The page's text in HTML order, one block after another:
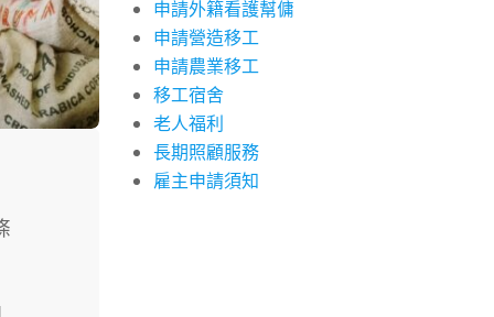
申請外籍看護幫傭
申請營造移工
申請農業移工
移工宿舍
老人福利
長期照顧服務
雇主申請須知